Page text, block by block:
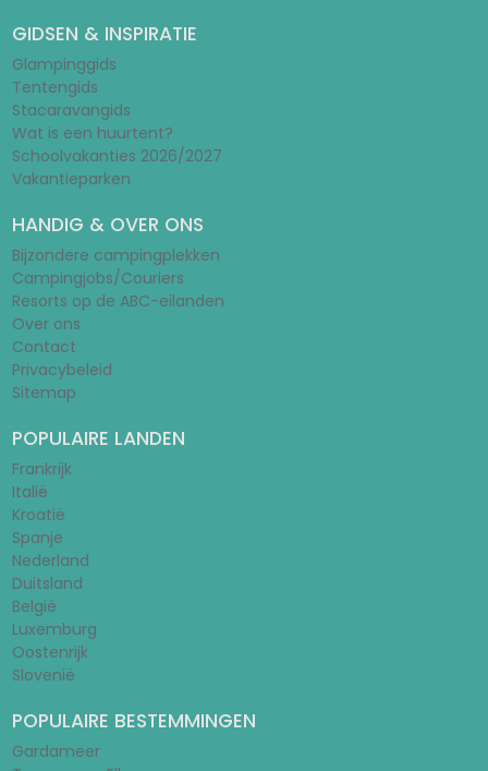
GIDSEN & INSPIRATIE
Glampinggids
Tentengids
Stacaravangids
Wat is een huurtent?
Schoolvakanties 2026/2027
Vakantieparken
HANDIG & OVER ONS
Bijzondere campingplekken
Campingjobs/Couriers
Resorts op de ABC-eilanden
Over ons
Contact
Privacybeleid
Sitemap
POPULAIRE LANDEN
Frankrijk
Italië
Kroatië
Spanje
Nederland
Duitsland
België
Luxemburg
Oostenrijk
Slovenië
POPULAIRE BESTEMMINGEN
Gardameer